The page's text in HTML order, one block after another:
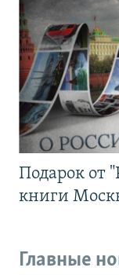
Подарок от
книги
Главные